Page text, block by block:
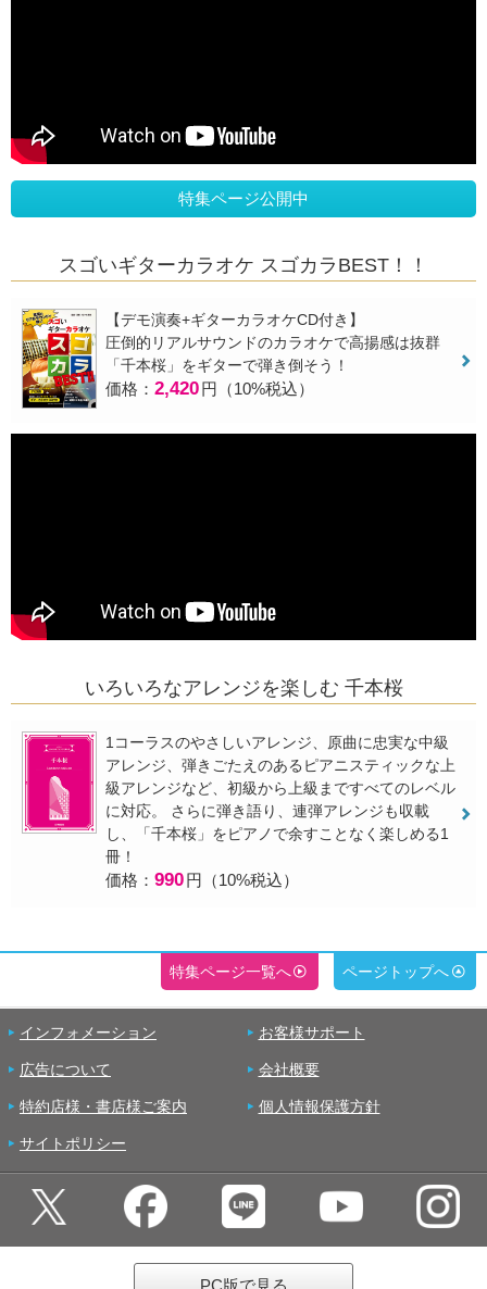
特集ページ公開中
スゴいギターカラオケ スゴカラBEST！！
【デモ演奏+ギターカラオケCD付き】
圧倒的リアルサウンドのカラオケで高揚感は抜群
「千本桜」をギターで弾き倒そう！
価格： 2,420円（10%税込）
いろいろなアレンジを楽しむ 千本桜
1コーラスのやさしいアレンジ、原曲に忠実な中級
アレンジ、弾きごたえのあるピアニスティックな上
級アレンジなど、初級から上級まですべてのレベル
に対応。 さらに弾き語り、連弾アレンジも収載
し、「千本桜」をピアノで余すことなく楽しめる1
冊！
価格： 990円（10%税込）
特集ページ一覧へ ページトップへ
インフォメーション お客様サポート
広告について 会社概要
特約店様・書店様ご案内 個人情報保護方針
サイトポリシー
PC版で見る